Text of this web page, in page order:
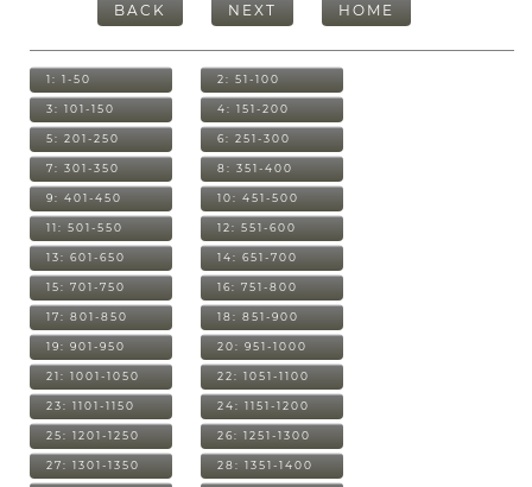
BACK NEXT HOME
1: 1-50 2: 51-100
3: 101-150 4: 151-200
5: 201-250 6: 251-300
7: 301-350 8: 351-400
9: 401-450 10: 451-500
11: 501-550 12: 551-600
13: 601-650 14: 651-700
15: 701-750 16: 751-800
17: 801-850 18: 851-900
19: 901-950 20: 951-1000
21: 1001-1050 22: 1051-1100
23: 1101-1150 24: 1151-1200
25: 1201-1250 26: 1251-1300
27: 1301-1350 28: 1351-1400